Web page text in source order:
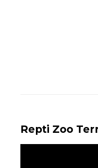
Repti Zoo